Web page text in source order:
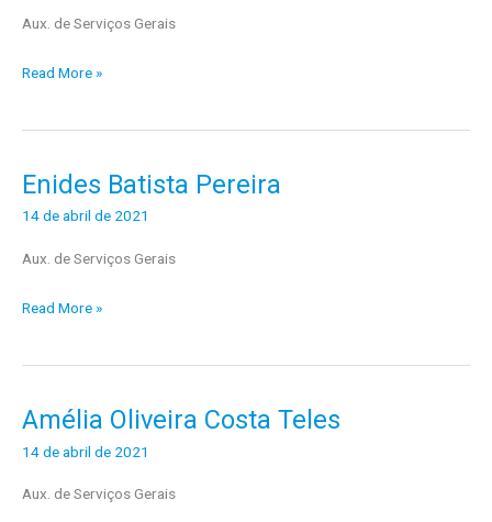
Aux. de Serviços Gerais
Silva
Read More »
Enides Batista Pereira
14 de abril de 2021
Aux. de Serviços Gerais
Enides
Batista
Read More »
Amélia Oliveira Costa Teles
14 de abril de 2021
Aux. de Serviços Gerais
Amélia
Oliveira
Teles